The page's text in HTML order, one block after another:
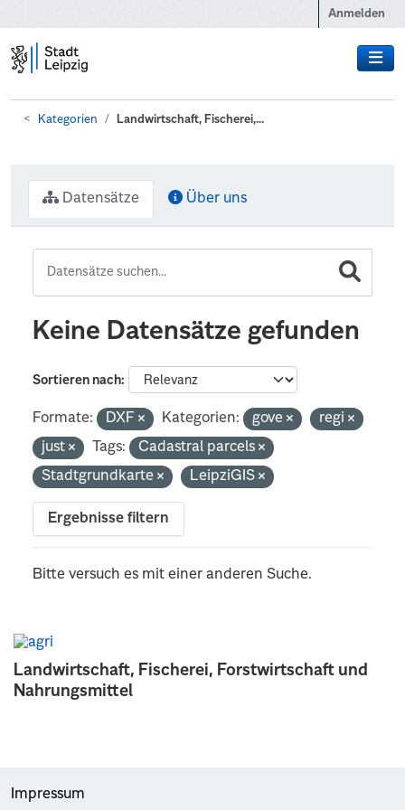
Anmelden
Kategorien Landwirtschaft, Fischerei,...
Landwirtschaft, Fischerei, Forstwirtschaft und
Nahrungsmittel
Datensätze Über uns
Keine Datensätze gefunden
Sortieren nach
Formate: DXF Kategorien: gove
regi
just
Tags:
Cadastral parcels
Stadtgrundkarte
LeipziGIS
Ergebnisse filtern
Bitte versuch es mit einer anderen Suche.
Impressum